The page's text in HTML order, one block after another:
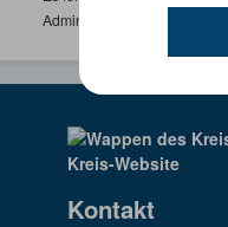
Administrator unter:
Kontakt